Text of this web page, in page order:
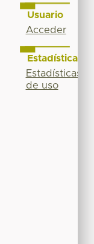
Usuario
Acceder
Estadísticas
Estadísticas
de uso